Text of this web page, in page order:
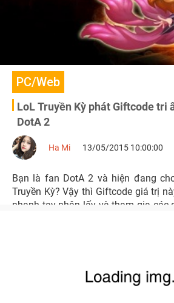
PC/Web
LoL Truyền Kỳ phát Giftcode tri
DotA 2
Ha Mi 13/05/2015 10:00:00
Bạn là fan DotA 2 và hiện đang
Truyền Kỳ? Vậy thì Giftcode giá trị
nhanh tay nhận lấy và tham gia các